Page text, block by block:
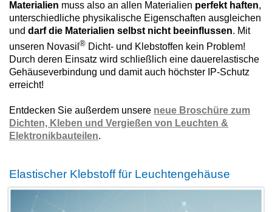
Materialien muss also an allen Materialien perfekt haften,
unterschiedliche physikalische Eigenschaften ausgleichen
und darf die Materialien selbst nicht beeinflussen. Mit
unseren Novasil ® Dicht- und Klebstoffen kein Problem!
Durch deren Einsatz wird schließlich eine dauerelastische
Gehäuseverbindung und damit auch höchster IP-Schutz
erreicht!
Entdecken Sie außerdem unsere neue Broschüre zum
Dichten, Kleben und Vergießen von Leuchten &
Elektronikbauteilen.
Elastischer Klebstoff für Leuchtengehäuse